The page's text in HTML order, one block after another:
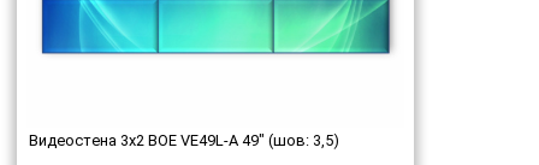
Видеостена 3x2 BOE VE49L-A 49" (шов: 3,5)